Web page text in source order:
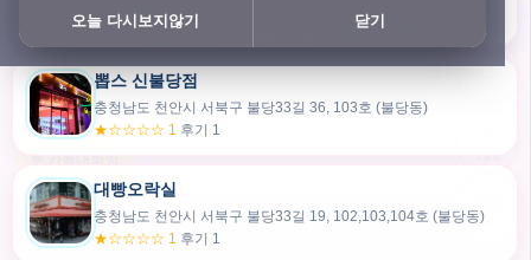
★★★☆☆ 2.5후기 2
뽑스 신불당점
충청남도 천안시 서북구 불당33길 36, 103호 (불당동)
★☆☆☆☆ 1 후기 1
대빵오락실
충청남도 천안시 서북구 불당33길 19, 102,103,104호 (불당동)
★☆☆☆☆ 1 후기 1
30m
내위치
💬 카톡대화방
오늘 다시보지않기 닫기